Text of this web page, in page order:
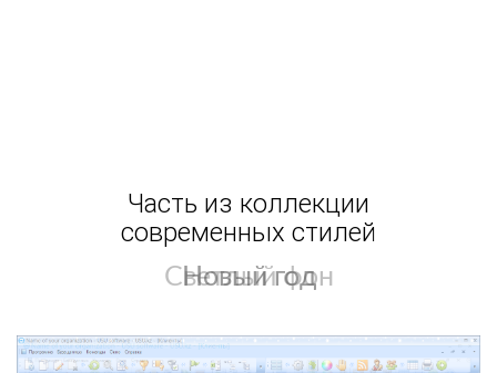
Часть из коллекции
современных стилей
Светлый фон